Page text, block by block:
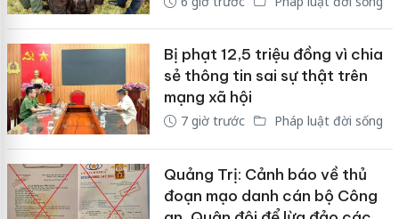
Bị phạt 12,5 triệu đồng vì chia
sẻ thông tin sai sự thật trên
mạng xã hội
7 giờ trước Pháp luật đời sống
Quảng Trị: Cảnh báo về thủ
đoạn mạo danh cán bộ Công